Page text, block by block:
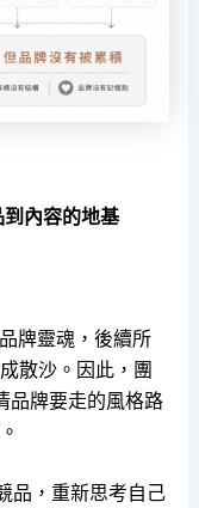
內容的地基
牌靈魂，後續所
散沙。因此，團
品牌要走的風格路
品，重新思考自己